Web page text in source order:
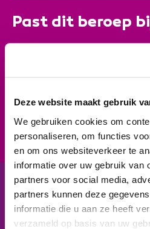
Deze website maakt gebruik
We gebruiken cookies om
personaliseren, om functies
en om ons websiteverkeer te
informatie over uw gebruik van
partners voor social media,
partners kunnen deze
informatie die u aan ze heeft
verzameld op basis van uw
Past dit beroep
Je werkt zelfstandig, maar
Improviseren is voor jou
verantwoordelijk voor wat je
milieubewust. Daarnaast heb
lichamelijke conditie, want het
In het kort De opleiding